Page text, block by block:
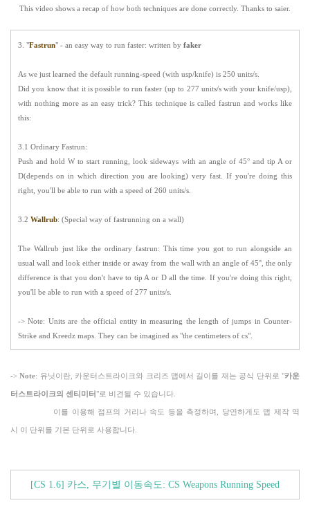
This video shows a recap of how both techniques are done correctly. Thanks to saier.
3. "Fastrun" - an easy way to run faster: written by faker
As we just learned the default running-speed (with usp/knife) is 250 units/s
Did you know that it is possible to run faster (up to 277 units/s with your knife/usp),
with nothing more as an easy trick? This technique is called fastrun and works like
this:
3.1 Ordinary Fastrun:
Push and hold W to start running, look sideways with an angle of 45° and tip A or
D(depends on in which direction you are looking) very fast. If you're doing this
right, you'll be able to run with a speed of 260 units/s
3.2 Wallrub: (Special way of fastrunning on a wall)
The Wallrub just like the ordinary fastrun: This time you got to run alongside an
usual wall and look either inside or away from the wall with an angle of 45°, the only
difference is that you don't have to tip A or D all the time. If you're doing this right,
you'll be able to run with a speed of 277 units/s
->Note: Units are the official entity in measuring the length of jumps in Counter-
Strike and Kreedz maps. They can be imagined as "the centimeters of cs".
->Note: 유닛 이란, 카운터스트라이크와 크리즈 맵에서 길이를 재는 공식 단위로 "카운
터스트라이크의 센티미터"로 비견될 수 있습니다.
이를 이용해 점프의 거리나 속도 등을 측정하며, 당연하게도 맵 제작 역
시 이 단위를 기본 단위로 사용합니다.
[CS 1.6] 카스, 무기별 이동속도: CS Weapons Running Speed